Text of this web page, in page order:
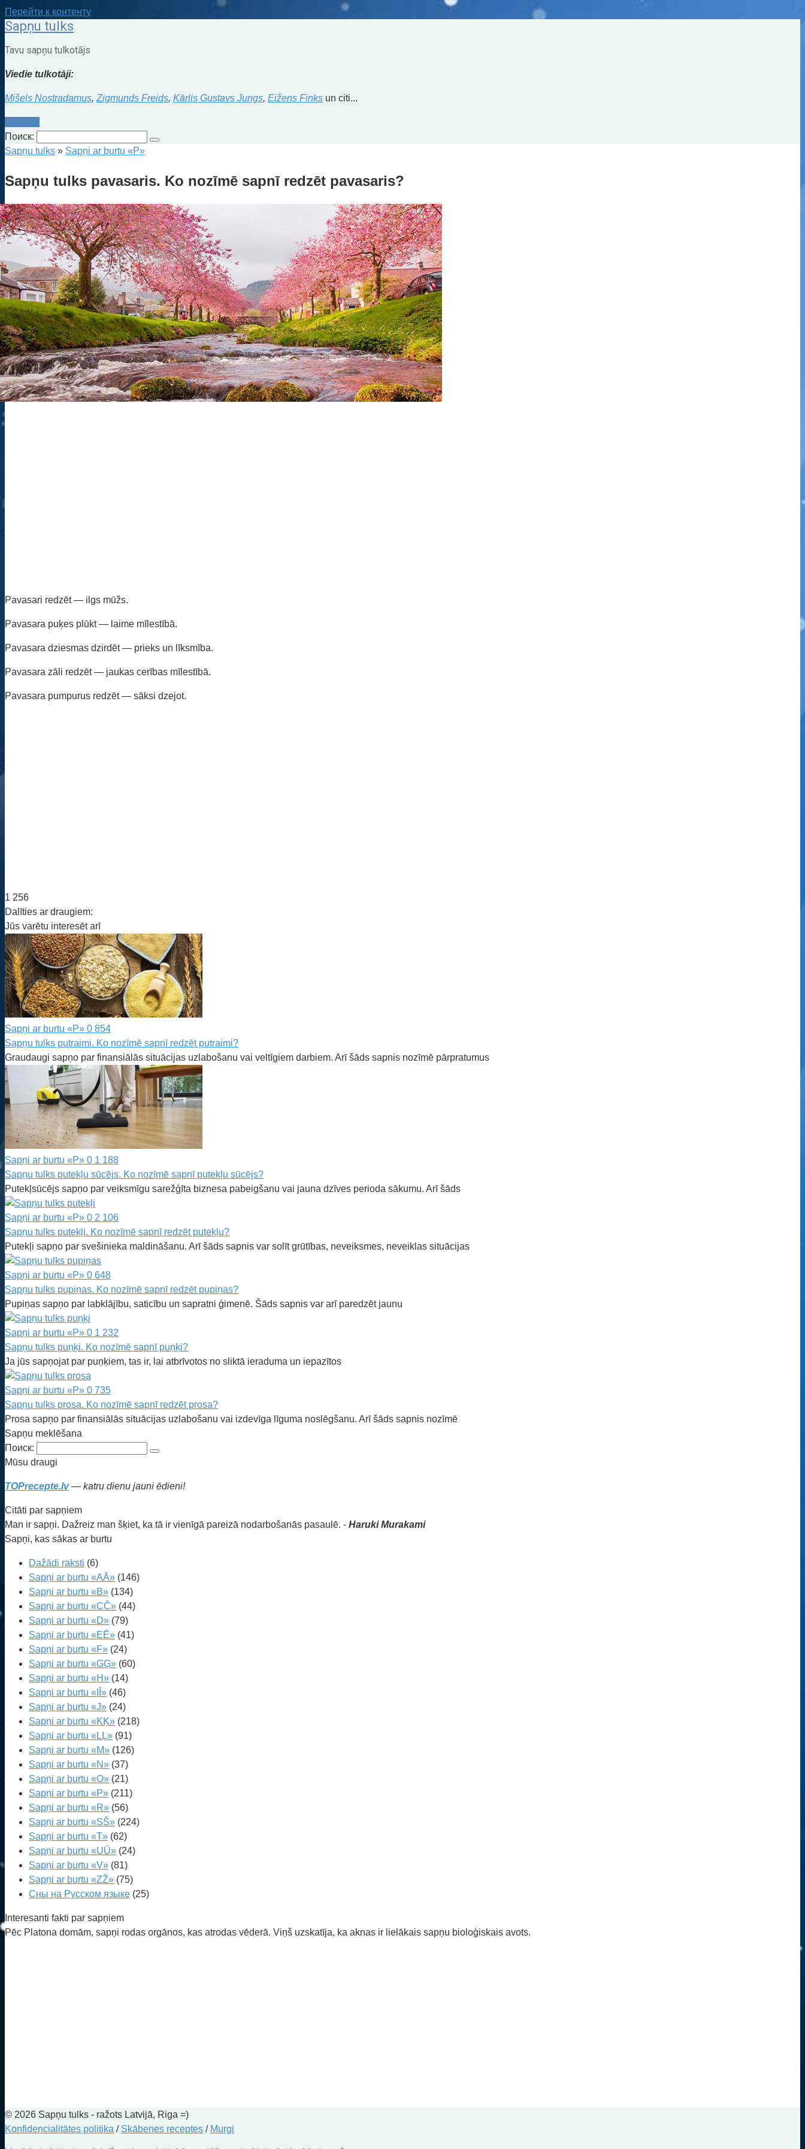
Перейти к контенту
Sapņu tulks
Tavu sapņu tulkotājs
Viedie tulkotāji:
Mišels Nostradamus, Zigmunds Freids, Kārlis Gustavs Jungs, Eižens Finks un citi...
Kontakti
Поиск:
Sapņu tulks » Sapņi ar burtu «P»
Sapņu tulks pavasaris. Ko nozīmē sapnī redzēt pavasaris?
Pavasari redzēt — ilgs mūžs.
Pavasara puķes plūkt — laime mīlestībā.
Pavasara dziesmas dzirdēt — prieks un līksmība.
Pavasara zāli redzēt — jaukas cerības mīlestībā.
Pavasara pumpurus redzēt — sāksi dzejot.
1 256
Dalīties ar draugiem:
Jūs varētu interesēt arī
Sapņi ar burtu «P» 0 854
Sapņu tulks putraimi. Ko nozīmē sapnī redzēt putraimi?
Graudaugi sapņo par finansiālās situācijas uzlabošanu vai veltīgiem darbiem. Arī šāds sapnis nozīmē pārpratumus
Sapņi ar burtu «P» 0 1 188
Sapņu tulks putekļu sūcējs. Ko nozīmē sapnī putekļu sūcējs?
Putekļsūcējs sapņo par veiksmīgu sarežģīta biznesa pabeigšanu vai jauna dzīves perioda sākumu. Arī šāds
Sapņi ar burtu «P» 0 2 106
Sapņu tulks putekļi. Ko nozīmē sapnī redzēt putekļu?
Putekļi sapņo par svešinieka maldināšanu. Arī šāds sapnis var solīt grūtības, neveiksmes, neveiklas situācijas
Sapņi ar burtu «P» 0 648
Sapņu tulks pupiņas. Ko nozīmē sapnī redzēt pupiņas?
Pupiņas sapņo par labklājību, saticību un sapratni ģimenē. Šāds sapnis var arī paredzēt jaunu
Sapņi ar burtu «P» 0 1 232
Sapņu tulks puņķi. Ko nozīmē sapnī puņķi?
Ja jūs sapņojat par puņķiem, tas ir, lai atbrīvotos no sliktā ieraduma un iepazītos
Sapņi ar burtu «P» 0 735
Sapņu tulks prosa. Ko nozīmē sapnī redzēt prosa?
Prosa sapņo par finansiālās situācijas uzlabošanu vai izdevīga līguma noslēgšanu. Arī šāds sapnis nozīmē
Sapņu meklēšana
Поиск:
Mūsu draugi
TOPrecepte.lv— katru dienu jauni ēdieni!
Citāti par sapņiem
Man ir sapņi. Dažreiz man šķiet, ka tā ir vienīgā pareizā nodarbošanās pasaulē. - Haruki Murakami
Sapņi, kas sākas ar burtu
Dažādi raksti (6)
Sapņi ar burtu «AĀ» (146)
Sapņi ar burtu «B» (134)
Sapņi ar burtu «CČ» (44)
Sapņi ar burtu «D» (79)
Sapņi ar burtu «EĒ» (41)
Sapņi ar burtu «F» (24)
Sapņi ar burtu «GĢ» (60)
Sapņi ar burtu «H» (14)
Sapņi ar burtu «IĪ» (46)
Sapņi ar burtu «J» (24)
Sapņi ar burtu «KĶ» (218)
Sapņi ar burtu «LĻ» (91)
Sapņi ar burtu «M» (126)
Sapņi ar burtu «N» (37)
Sapņi ar burtu «O» (21)
Sapņi ar burtu «P» (211)
Sapņi ar burtu «R» (56)
Sapņi ar burtu «SŠ» (224)
Sapņi ar burtu «T» (62)
Sapņi ar burtu «UŪ» (24)
Sapņi ar burtu «V» (81)
Sapņi ar burtu «ZŽ» (75)
Сны на Русском языке (25)
Interesanti fakti par sapņiem
Pēc Platona domām, sapņi rodas orgānos, kas atrodas vēderā. Viņš uzskatīja, ka aknas ir lielākais sapņu bioloģiskais avots.
© 2026 Sapņu tulks - ražots Latvijā, Riga =)
Konfidencialitātes politika / Skābenes receptes / Murgi